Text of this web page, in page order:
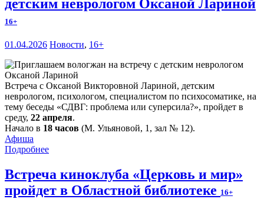
детским неврологом Оксаной Лариной
16+
01.04.2026 Новости, 16+
Встреча с Оксаной Викторовной Лариной, детским
неврологом, психологом, специалистом по психосоматике, на
тему беседы «СДВГ: проблема или суперсила?», пройдет в
среду, 22 апреля.
Начало в 18 часов (М. Ульяновой, 1, зал № 12).
Афиша
Подробнее
Встреча киноклуба «Церковь и мир»
пройдет в Областной библиотеке 16+